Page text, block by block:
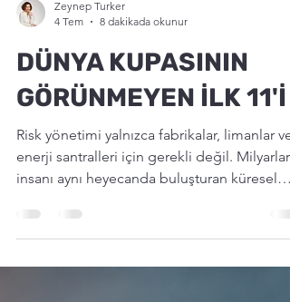
Zeynep Turker
4 Tem
8 dakikada okunur
DÜNYA KUPASININ
GÖRÜNMEYEN İLK 11'İ
Risk yönetimi yalnızca fabrikalar, limanlar